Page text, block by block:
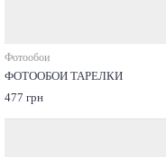
Фотообои
ФОТООБОИ ТАРЕЛКИ
477 грн